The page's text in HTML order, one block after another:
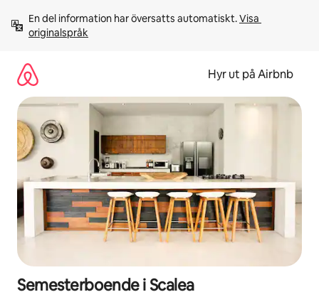
innehåll
En del information har översatts automatiskt. Visa
originalspråk
Hyr ut på Airbnb
Semesterboende i Scalea